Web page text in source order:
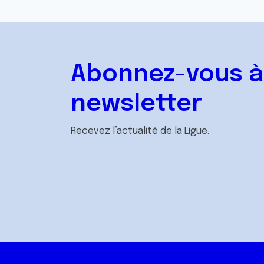
Abonnez-vous
newsletter
Recevez l’actualité de la Ligue.